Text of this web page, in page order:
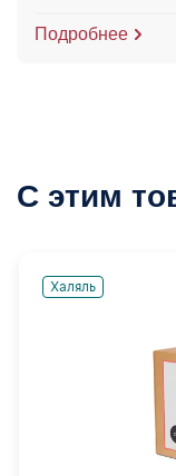
Подробнее
С этим
Халяль